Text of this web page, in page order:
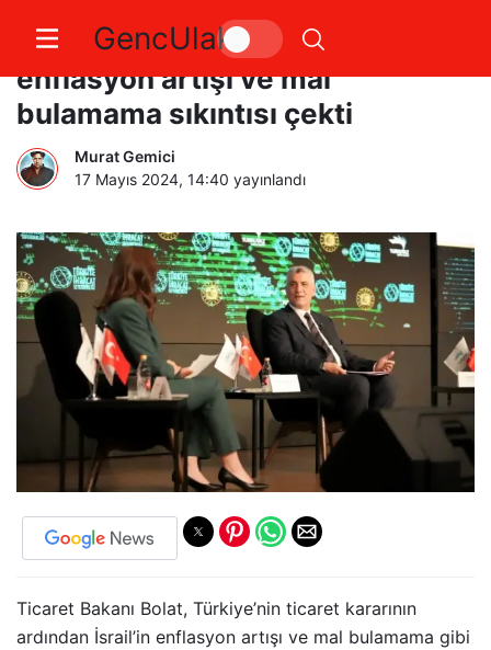
GencUlak
Ticaret Bakanı Bolat: İsrail
enflasyon artışı ve mal
bulamama sıkıntısı çekti
Murat Gemici
17 Mayıs 2024, 14:40 yayınlandı
Ticaret Bakanı Bolat, Türkiye’nin ticaret kararının
ardından İsrail’in enflasyon artışı ve mal bulamama gibi